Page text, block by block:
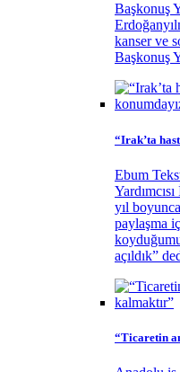
Başkonuş
kanser ve
Başkonuş
“Irak’ta
Ebum
yıl
paylaşma
açıldık”
“Ticaretin